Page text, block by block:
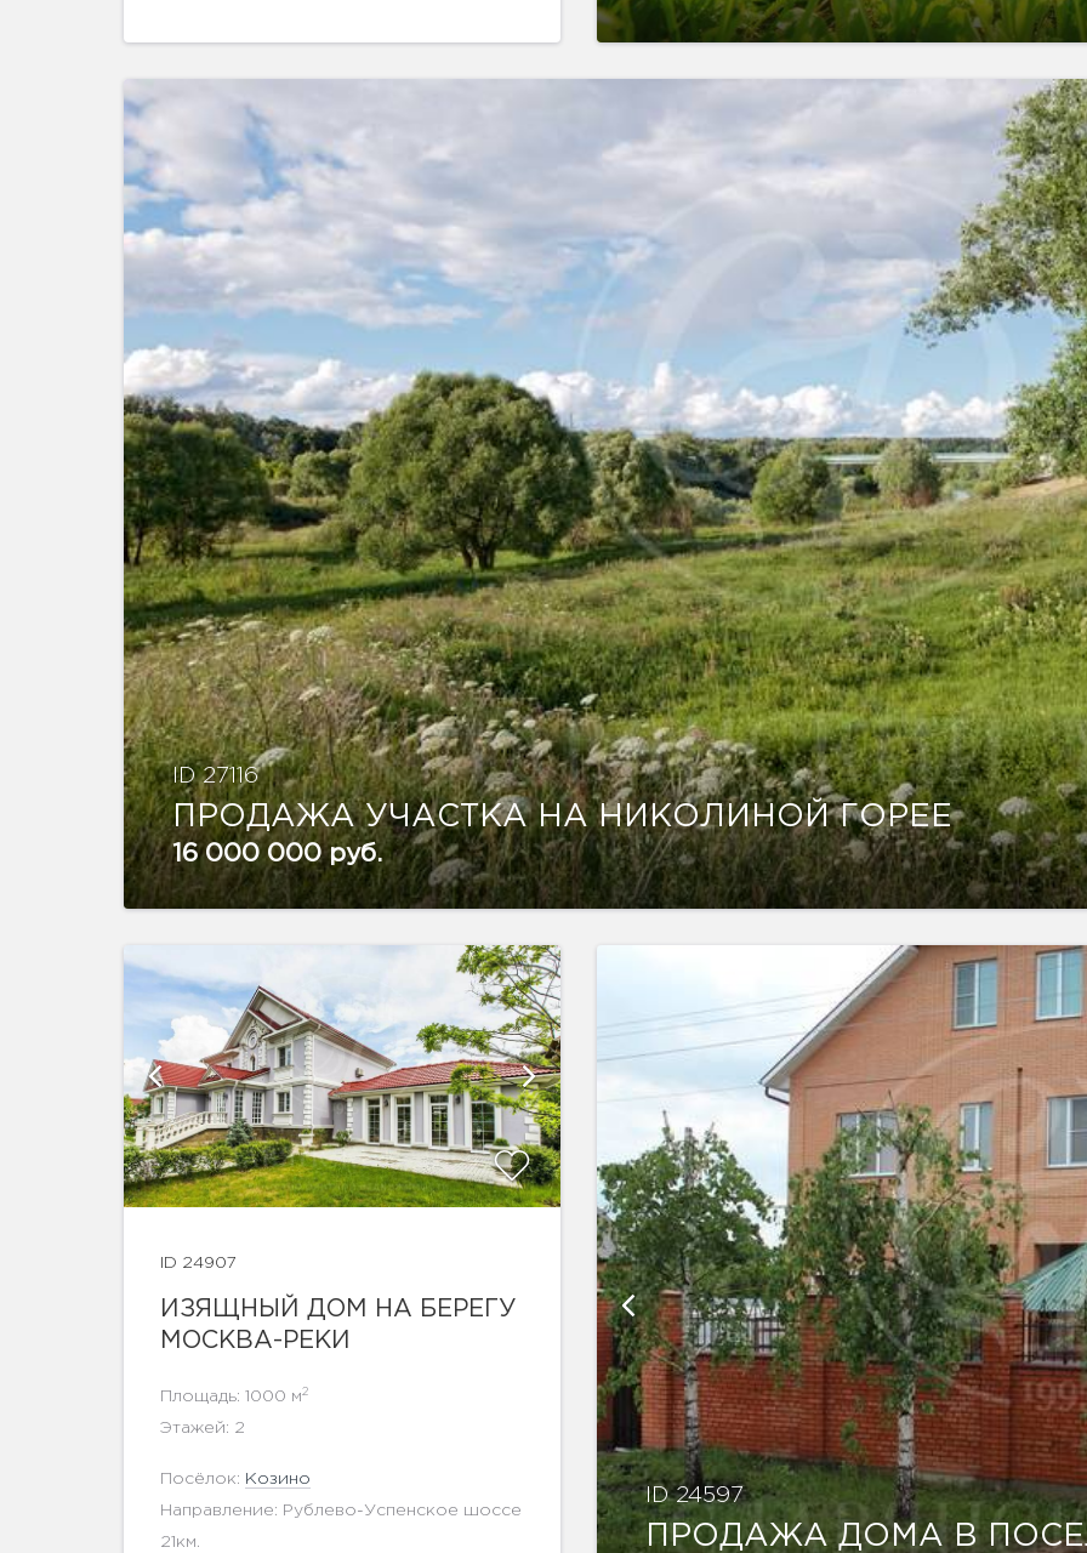
ID 27116
ПРОДАЖА УЧАСТКА НА НИКОЛИНОЙ ГОРЕЕ
16 000 000 руб.
ID 24907
ИЗЯЩНЫЙ ДОМ НА БЕРЕГУ
МОСКВА-РЕКИ
Площадь: 1000 м2
Этажей: 2
Посёлок: Козино
Направление: Рублево-Успенское шоссе
21км.
показать ещё 3 фотографии
ID 24597
ПРОДАЖА ДОМА В